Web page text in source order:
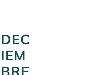
DEC
IEM